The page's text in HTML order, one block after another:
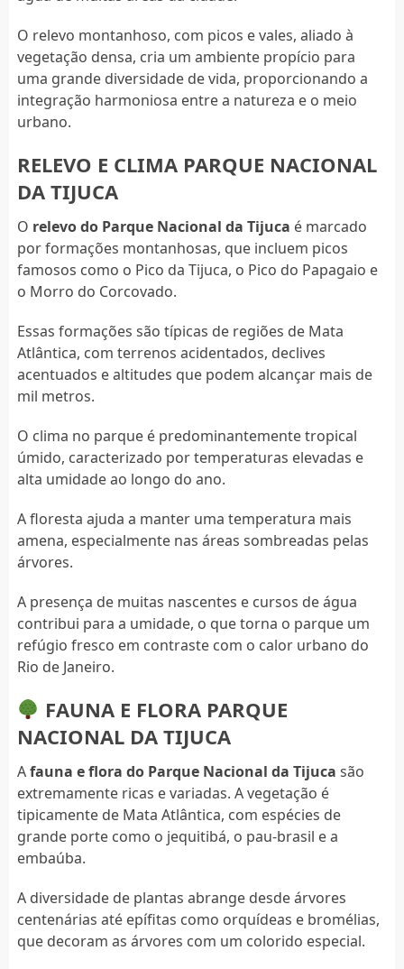
O relevo montanhoso, com picos e vales, aliado à
vegetação densa, cria um ambiente propício para
uma grande diversidade de vida, proporcionando a
integração harmoniosa entre a natureza e o meio
urbano.
RELEVO E CLIMA PARQUE NACIONAL
DA TIJUCA
O relevo do Parque Nacional da Tijuca é marcado
por formações montanhosas, que incluem picos
famosos como o Pico da Tijuca, o Pico do Papagaio e
o Morro do Corcovado.
Essas formações são típicas de regiões de Mata
Atlântica, com terrenos acidentados, declives
acentuados e altitudes que podem alcançar mais de
mil metros.
O clima no parque é predominantemente tropical
úmido, caracterizado por temperaturas elevadas e
alta umidade ao longo do ano.
A floresta ajuda a manter uma temperatura mais
amena, especialmente nas áreas sombreadas pelas
árvores.
A presença de muitas nascentes e cursos de água
contribui para a umidade, o que torna o parque um
refúgio fresco em contraste com o calor urbano do
Rio de Janeiro.
FAUNA E FLORA PARQUE
NACIONAL DA TIJUCA
Afauna e flora do Parque Nacional da Tijuca são
extremamente ricas e variadas. A vegetação é
tipicamente de Mata Atlântica, com espécies de
grande porte como o jequitibá, o pau-brasil e a
embaúba.
A diversidade de plantas abrange desde árvores
centenárias até epífitas como orquídeas e bromélias,
que decoram as árvores com um colorido especial.